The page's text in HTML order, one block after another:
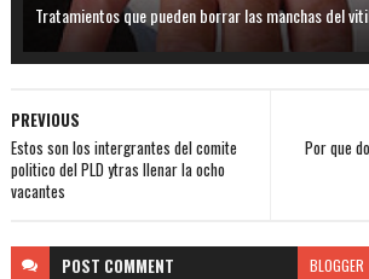
Tratamientos que pueden borrar las manchas del
Por que
PREVIOUS
Estos son los intergrantes del comite
politico del PLD ytras llenar la ocho
vacantes
POST COMMENT BLOGGER